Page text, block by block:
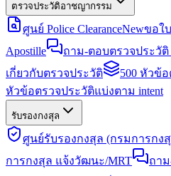
ตรวจประวัติอาชญากรรม
ศูนย์ Police ClearanceNewขอใ
Apostille
ถาม-ตอบตรวจประวัติ
เกี่ยวกับตรวจประวัติ
500 หัวข้
หัวข้อตรวจประวัติแบ่งตาม intent
รับรองกงสุล
ศูนย์รับรองกงสุล (กรมการกง
การกงสุล แจ้งวัฒนะ/MRT
ถา